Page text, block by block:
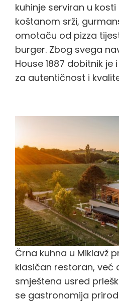
kuhinje serviran u
koštanom srži,
omotaču od pizza
burger. Zbog svega
House 1887 dobitnik
za autentičnost i
Črna kuhna u Miklavž
klasičan restoran, već
smještena usred
se gastronomija